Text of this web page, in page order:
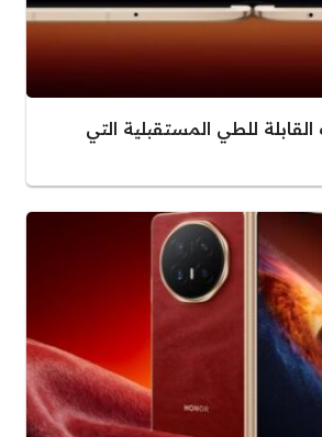
للطي المستقبلية التي